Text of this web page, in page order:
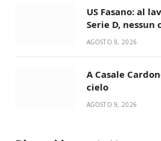
US Fasano: al
Serie D, nessun
AGOSTO 9, 2026
A Casale
cielo
AGOSTO 9, 2026